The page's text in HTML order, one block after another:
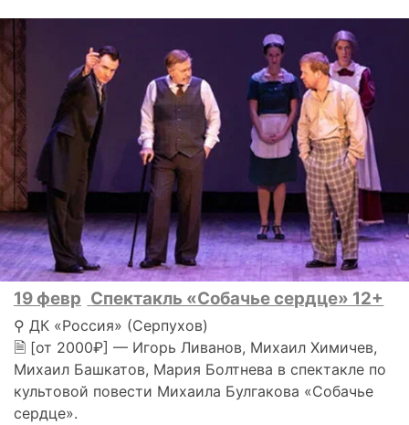
19 февр Спектакль «Собачье сердце» 12+
⚲ ДК «Россия» (Серпухов)
🗎 [от 2000₽] — Игорь Ливанов, Михаил Химичев,
Михаил Башкатов, Мария Болтнева в спектакле по
культовой повести Михаила Булгакова «Собачье
сердце».